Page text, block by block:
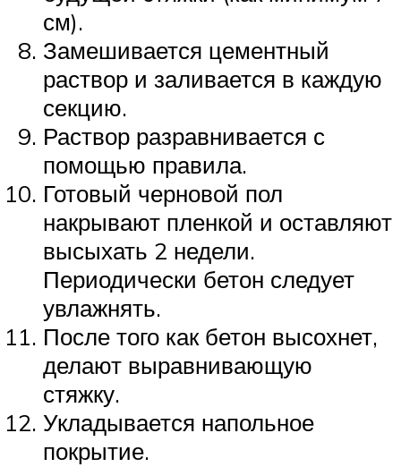
см).
Замешивается цементный
раствор и заливается в каждую
секцию.
Раствор разравнивается с
помощью правила.
Готовый черновой пол
накрывают пленкой и оставляют
высыхать 2 недели.
Периодически бетон следует
увлажнять.
После того как бетон высохнет,
делают выравнивающую
стяжку.
Укладывается напольное
покрытие.